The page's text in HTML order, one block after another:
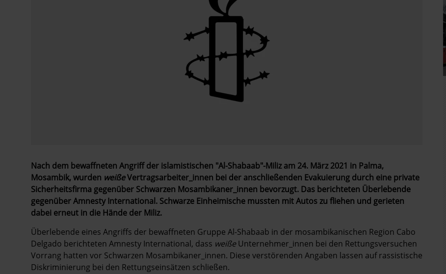
Nach dem bewaffneten Angriff der islamistischen "Al-Shabaab"-Miliz am 24. März 2021 in Palma,
Mosambik, wurden weißeVertragsarbeiter_innen bei der anschließenden Evakuierung durch eine private
Sicherheitsfirma gegenüber Schwarzen Mosambikaner_innen bevorzugt. Das berichteten Überlebende
gegenüber Amnesty International. Schwarze Einheimische mussten mit Autos zu fliehen und gerieten
dabei erneut in die Hände der Miliz.
Überlebende eines Angriffs der bewaffneten Gruppe Al-Shabaab in der mosambikanischen Region Cabo
Delgado berichteten Amnesty International, dass weißeUnternehmer_innen bei den Rettungsversuchen
Vorrang hatten vor Schwarzen Mosambikaner_innen. Diese verstörenden Angaben lassen auf rassistische
Diskriminierung bei den Rettungseinsätzen schließen.